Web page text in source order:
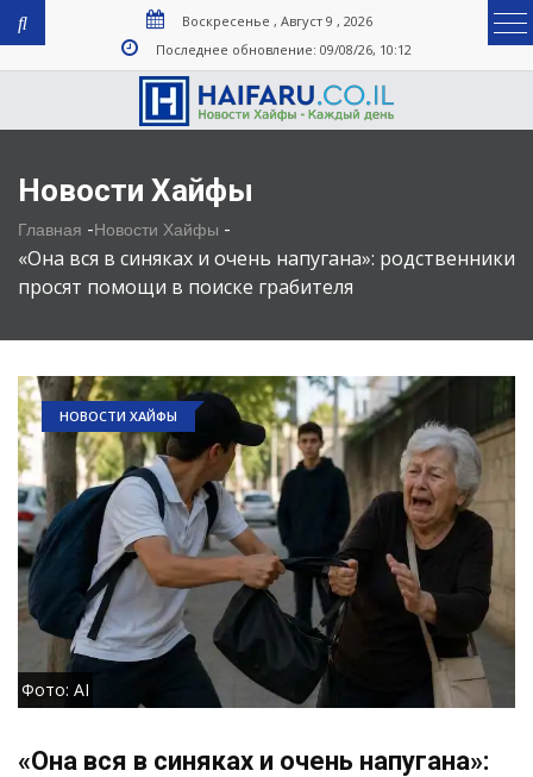
Воскресенье , Август 9 , 2026
Последнее обновление: 09/08/26, 10:12
Новости Хайфы
Главная -Новости Хайфы -
«Она вся в синяках и очень напугана»: родственники
просят помощи в поиске грабителя
НОВОСТИ ХАЙФЫ
Фото: AI
«Она вся в синяках и очень напугана»: